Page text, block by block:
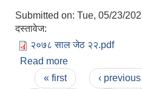
Submitted on: Tue, 05/23/
दस्तावेज:
२०७८ साल जेठ २२.pdf
Read more
निर्णयहरु
Pages
« first ‹ previous